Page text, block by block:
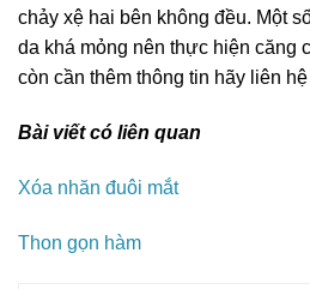
chảy xệ hai bên không đều. Một
da khá mỏng nên thực hiện căng
còn cần thêm thông tin hãy liên
Bài viết có liên quan
Xóa nhăn đuôi mắt
Thon gọn hàm